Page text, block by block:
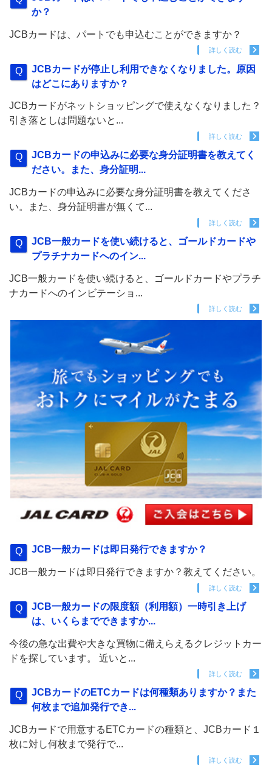
か？
JCBカードは、パートでも申込むことができますか？
詳しく読む
JCBカードが停止し利用できなくなりました。原因
はどこにありますか？
JCBカードがネットショッピングで使えなくなりました？
引き落としは問題ないと...
詳しく読む
JCBカードの申込みに必要な身分証明書を教えてく
ださい。また、身分証明...
JCBカードの申込みに必要な身分証明書を教えてくださ
い。また、身分証明書が無くて...
詳しく読む
JCB一般カードを使い続けると、ゴールドカードや
プラチナカードへのイン...
JCB一般カードを使い続けると、ゴールドカードやプラチ
ナカードへのインビテーショ...
詳しく読む
JCB一般カードは即日発行できますか？
JCB一般カードは即日発行できますか？教えてください。
詳しく読む
JCB一般カードの限度額（利用額）一時引き上げ
は、いくらまでできますか...
今後の急な出費や大きな買物に備えらえるクレジットカー
ドを探しています。 近いと...
詳しく読む
JCBカードのETCカードは何種類ありますか？また
何枚まで追加発行でき...
JCBカードで用意するETCカードの種類と、JCBカード１
枚に対し何枚まで発行で...
詳しく読む